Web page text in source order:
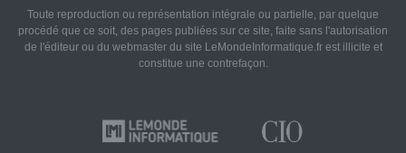
Toute reproduction ou représentation intégrale ou partielle, par quelque
procédé que ce soit, des pages publiées sur ce site, faite sans l'autorisation
de l'éditeur ou du webmaster du site LeMondeInformatique.fr est illicite et
constitue une contrefaçon.